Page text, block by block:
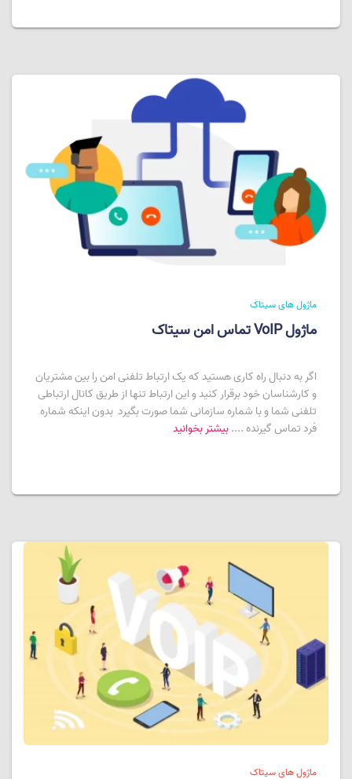
ماژول های سیتاک
ماژول VoIP تماس امن سیتاک
اگر به دنبال راه کاری هستید که یک ارتباط تلفنی امن را بین مشتریان
و کارشناسان خود برقرار کنید و این ارتباط تنها از طریق کانال ارتباطی
تلفنی شما و با شماره سازمانی شما صورت بگیرد بدون اینکه شماره
فرد تماس گیرنده .... بیشتر بخوانید
ماژول های سیتاک